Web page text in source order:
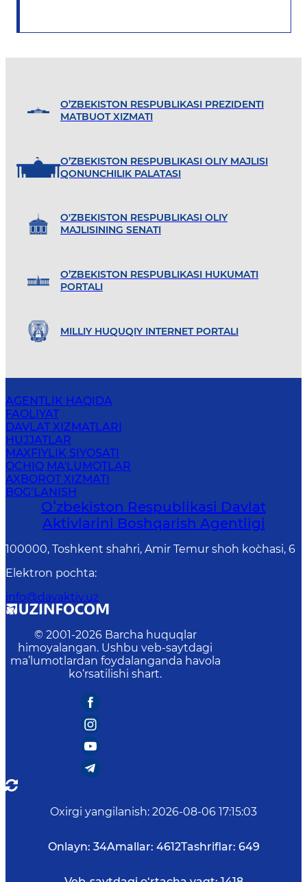
O’ZBEKISTON RESPUBLIKASI PREZIDENTI
MATBUOT XIZMATI
O’ZBEKISTON RESPUBLIKASI OLIY MAJLISI
QONUNCHILIK PALATASI
O'ZBEKISTON RESPUBLIKASI OLIY
MAJLISINING SENATI
O’ZBEKISTON RESPUBLIKASI HUKUMATI
PORTALI
MILLIY HUQUQIY INTERNET PORTALI
AGENTLIK HAQIDA
FAOLIYAT
DAVLAT XIZMATLARI
HUJJATLAR
MAXFIYLIK SIYOSATI
OCHIQ MA'LUMOTLAR
AXBOROT XIZMATI
BOG‘LANISH
Oʻzbekiston Respublikasi Davlat
Aktivlarini Boshqarish Agentligi
100000, Toshkent shahri, Amir Temur shoh ko`chasi, 6
Elektron pochta:
info@davaktiv.uz
© 2001-2026 Barcha huquqlar
himoyalangan. Ushbu veb-saytdagi
ma’lumotlardan foydalanganda havola
ko‘rsatilishi shart.
Oxirgi yangilanish: 2026-08-06 17:15:03
Onlayn: 34Amallar: 4612Tashriflar: 649